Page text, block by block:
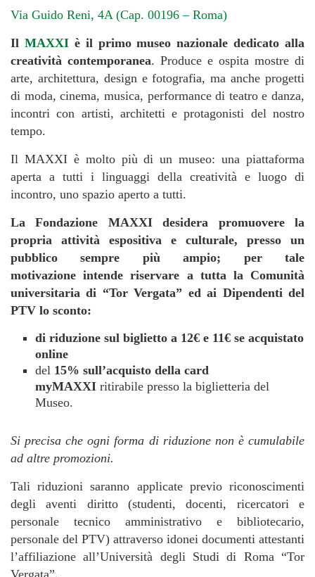
Via Guido Reni, 4A (Cap. 00196 – Roma)
Il MAXXIè il primo museo nazionale dedicato alla
creatività contemporanea. Produce e ospita mostre di
arte, architettura, design e fotografia, ma anche progetti
di moda, cinema, musica, performance di teatro e danza,
incontri con artisti, architetti e protagonisti del nostro
tempo.
Il MAXXI è molto più di un museo: una piattaforma
aperta a tutti i linguaggi della creatività e luogo di
incontro, uno spazio aperto a tutti.
La Fondazione MAXXI desidera promuovere la
propria attività espositiva e culturale, presso un
pubblico sempre più ampio; per tale
motivazione intende riservare a tutta la Comunità
universitaria di “Tor Vergata” ed ai Dipendenti del
PTV lo sconto:
di riduzione sul biglietto a 12€ e 11€ se acquistato
online
del 15% sull’acquisto della card
myMAXXI ritirabile presso la biglietteria del
Museo.
Si precisa che ogni forma di riduzione non è cumulabile
ad altre promozioni.
Tali riduzioni saranno applicate previo riconoscimenti
degli aventi diritto (studenti, docenti, ricercatori e
personale tecnico amministrativo e bibliotecario,
personale del PTV) attraverso idonei documenti attestanti
l’affiliazione all’Università degli Studi di Roma “Tor